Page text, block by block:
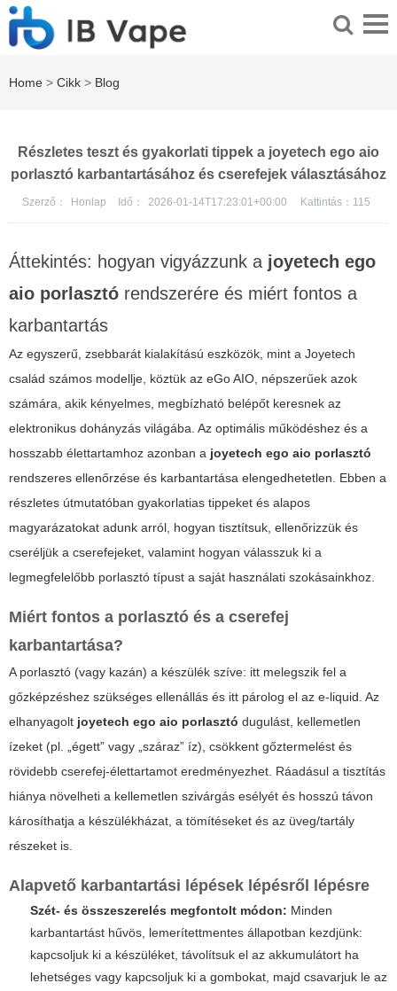
Home > Cikk > Blog
Részletes teszt és gyakorlati tippek a joyetech ego aio
porlasztó karbantartásához és cserefejek választásához
Szerző： Honlap Idő： 2026-01-14T17:23:01+00:00 Kattintás： 115
Áttekintés: hogyan vigyázzunk a joyetech ego
aio porlasztó rendszerére és miért fontos a
karbantartás
Az egyszerű, zsebbarát kialakítású eszközök, mint a Joyetech
család számos modellje, köztük az eGo AIO, népszerűek azok
számára, akik kényelmes, megbízható belépőt keresnek az
elektronikus dohányzás világába. Az optimális működéshez és a
hosszabb élettartamhoz azonban a joyetech ego aio porlasztó
rendszeres ellenőrzése és karbantartása elengedhetetlen. Ebben a
részletes útmutatóban gyakorlatias tippeket és alapos
magyarázatokat adunk arról, hogyan tisztítsuk, ellenőrizzük és
cseréljük a cserefejeket, valamint hogyan válasszuk ki a
legmegfelelőbb porlasztó típust a saját használati szokásainkhoz.
Miért fontos a porlasztó és a cserefej
karbantartása?
A porlasztó (vagy kazán) a készülék szíve: itt melegszik fel a
gőzképzéshez szükséges ellenállás és itt párolog el az e-liquid. Az
elhanyagolt joyetech ego aio porlasztó dugulást, kellemetlen
ízeket (pl. „égett” vagy „száraz” íz), csökkent gőztermelést és
rövidebb cserefej-élettartamot eredményezhet. Ráadásul a tisztítás
hiánya növelheti a kellemetlen szivárgás esélyét és hosszú távon
károsíthatja a készülékházat, a tömítéseket és az üveg/tartály
részeket is.
Alapvető karbantartási lépések lépésről lépésre
Szét- és összeszerelés megfontolt módon: Minden
karbantartást hűvös, lemerítettmentes állapotban kezdjünk:
kapcsoljuk ki a készüléket, távolítsuk el az akkumulátort ha
lehetséges vagy kapcsoljuk ki a gombokat, majd csavarjuk le az